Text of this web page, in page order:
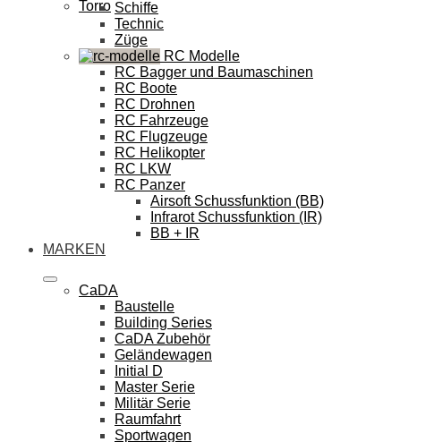
Torro Schiffe
Technic
Züge
RC Modelle
RC Bagger und Baumaschinen
RC Boote
RC Drohnen
RC Fahrzeuge
RC Flugzeuge
RC Helikopter
RC LKW
RC Panzer
Airsoft Schussfunktion (BB)
Infrarot Schussfunktion (IR)
BB + IR
MARKEN
CaDA
Baustelle
Building Series
CaDA Zubehör
Geländewagen
Initial D
Master Serie
Militär Serie
Raumfahrt
Sportwagen